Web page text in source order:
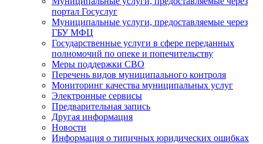
портал Госуслуг
Муниципальные услуги, предоставляемые через
ГБУ МФЦ
Государственные услуги в сфере переданных
полномочий по опеке и попечительству
Меры поддержки СВО
Перечень видов муниципального контроля
Мониторинг качества муниципальных услуг
Электронные сервисы
Предварительная запись
Другая информация
Новости
Информация о типичных юридических ошибках